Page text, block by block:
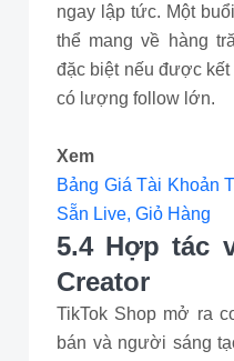
ngay lập tức. Một
thể mang về hàng
đặc biệt nếu được
có lượng follow lớn.
Xem
Bảng Giá Tài Khoản
Sẵn Live, Giỏ Hàng
5.4 Hợp tác
Creator
TikTok Shop mở ra
bán và người sáng